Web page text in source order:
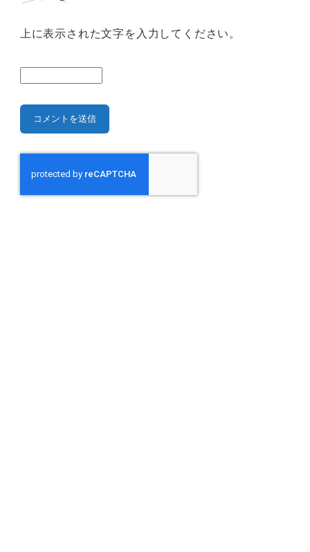
上に表示された文字を入力してください。